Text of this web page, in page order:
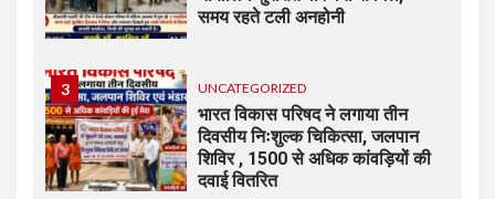
समय रहते टली अनहोनी
3 UNCATEGORIZED
भारत विकास परिषद ने लगाया तीन
दिवसीय निःशुल्क चिकित्सा, जलपान
शिविर , 1500 से अधिक कांवड़ियों की
दवाई वितरित